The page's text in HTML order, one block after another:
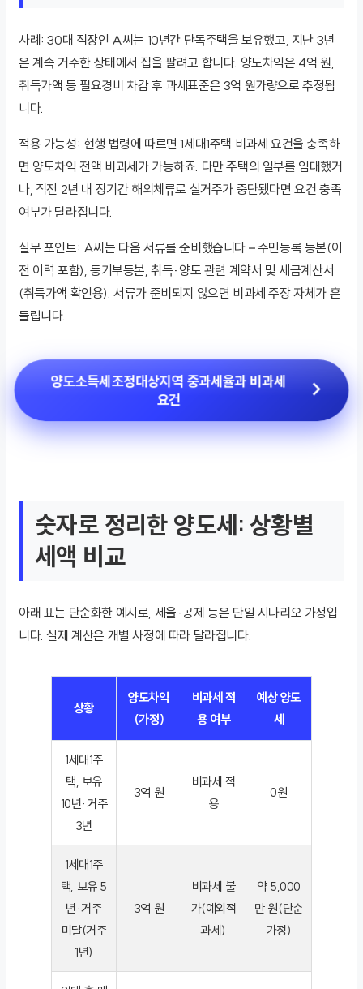
사례: 30대 직장인 A씨는 10년간 단독주택을 보유했고, 지난 3년
은 계속 거주한 상태에서 집을 팔려고 합니다. 양도차익은 4억 원,
취득가액 등 필요경비 차감 후 과세표준은 3억 원가량으로 추정됩
니다.
적용 가능성: 현행 법령에 따르면 1세대1주택 비과세 요건을 충족하
면 양도차익 전액 비과세가 가능하죠. 다만 주택의 일부를 임대했거
나, 직전 2년 내 장기간 해외체류로 실거주가 중단됐다면 요건 충족
여부가 달라집니다.
실무 포인트: A씨는 다음 서류를 준비했습니다 – 주민등록 등본(이
전 이력 포함), 등기부등본, 취득·양도 관련 계약서 및 세금계산서
(취득가액 확인용). 서류가 준비되지 않으면 비과세 주장 자체가 흔
들립니다.
양도소득세조정대상지역 중과세율과 비과세
요건
숫자로 정리한 양도세: 상황별
세액 비교
아래 표는 단순화한 예시로, 세율·공제 등은 단일 시나리오 가정입
니다. 실제 계산은 개별 사정에 따라 달라집니다.
상황
양도차익
(가정)
비과세 적
용 여부
예상 양도
세
1세대1주
택, 보유
10년·거주
3년
3억 원
비과세 적
용
0원
1세대1주
택, 보유 5
년·거주
미달(거주
1년)
3억 원
비과세 불
가(예외적
과세)
약 5,000
만 원(단순
가정)